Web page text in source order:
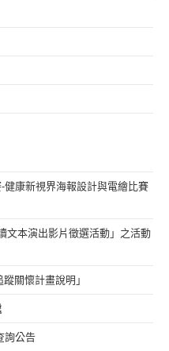
健康新視界海報設計與電繪比賽
文本演出影片徵選活動」之活動
關懷計畫說明」
詢公告